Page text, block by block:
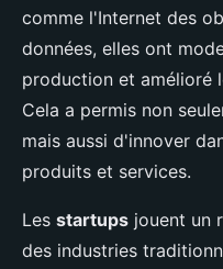
comme l'Internet des
données, elles ont
production et amélioré
Cela a permis non
mais aussi d'innover
produits et services.
Les startups jouent un
des industries